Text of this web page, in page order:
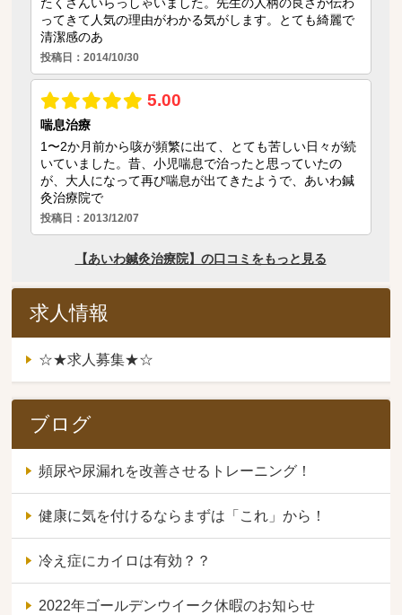
求人情報
☆★求人募集★☆
ブログ
頻尿や尿漏れを改善させるトレーニング！
健康に気を付けるならまずは「これ」から！
冷え症にカイロは有効？？
2022年ゴールデンウイーク休暇のお知らせ